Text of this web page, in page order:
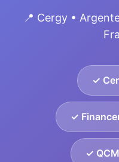
📍 Cergy •
✓
✓
✓